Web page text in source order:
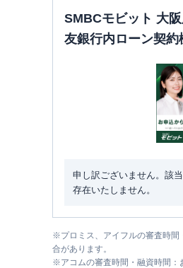
SMBCモビット 大
友銀行内ローン契約
申し訳ございません。該
存在いたしません。
※プロミス、アイフルの審査時
合があります。
※アコムの審査時間・融資時間：